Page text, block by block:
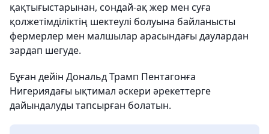
қақтығыстарынан, сондай-ақ жер мен суға
қолжетімділіктің шектеулі болуына байланысты
фермерлер мен малшылар арасындағы даулардан
зардап шегуде.
Бұған дейін Дональд Трамп Пентагонға
Нигериядағы ықтимал әскери әрекеттерге
дайындалуды тапсырған болатын.